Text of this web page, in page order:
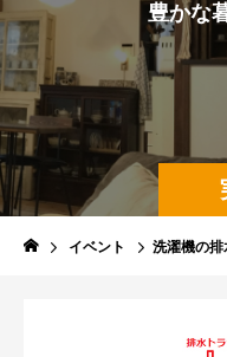
豊かな
ま ずは自 分
イベント 洗濯機の排